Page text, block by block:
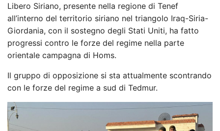
Libero Siriano, presente nella regione di Tenef
all’interno del territorio siriano nel triangolo Iraq-Siria-
Giordania, con il sostegno degli Stati Uniti, ha fatto
progressi contro le forze del regime nella parte
orientale campagna di Homs.
Il gruppo di opposizione si sta attualmente scontrando
con le forze del regime a sud di Tedmur.